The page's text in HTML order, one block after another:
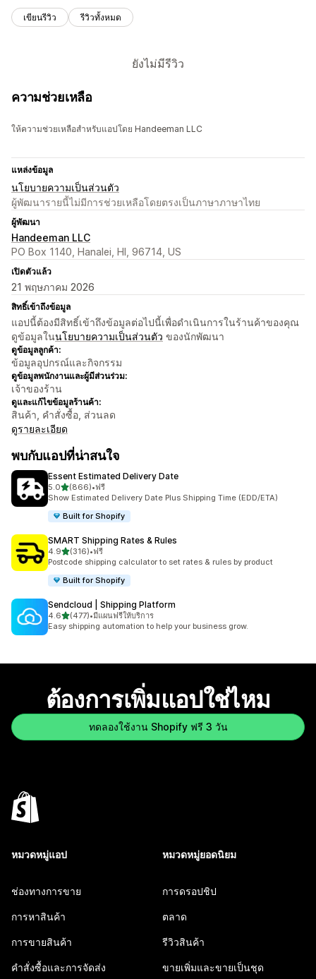
เขียนรีวิว รีวิวทั้งหมด
ยังไม่มีรีวิว
ความช่วยเหลือ
ให้ความช่วยเหลือสำหรับแอปโดย Handeeman LLC
แหล่งข้อมูล
นโยบายความเป็นส่วนตัว
ผู้พัฒนารายนี้ไม่มีการช่วยเหลือโดยตรงเป็นภาษาภาษาไทย
ผู้พัฒนา
Handeeman LLC
PO Box 1140, Hanalei, HI, 96714, US
เปิดตัวแล้ว
21 พฤษภาคม 2026
สิทธิ์เข้าถึงข้อมูล
แอปนี้ต้องมีสิทธิ์เข้าถึงข้อมูลต่อไปนี้เพื่อดำเนินการในร้านค้าของคุณ
ดูข้อมูลในนโยบายความเป็นส่วนตัว ของนักพัฒนา
ดูข้อมูลลูกค้า:
ข้อมูลอุปกรณ์และกิจกรรม
ดูข้อมูลพนักงานและผู้มีส่วนร่วม:
เจ้าของร้าน
ดูและแก้ไขข้อมูลร้านค้า:
สินค้า, คำสั่งซื้อ, ส่วนลด
ดูรายละเอียด
พบกับแอปที่น่าสนใจ
Essent Estimated Delivery Date
5.0เต็ม 5 ดาว
(866)
ทั้งหมด 866 รีวิว
•ฟรี
Show Estimated Delivery Date Plus Shipping Time (EDD/ETA)
Built for Shopify
SMART Shipping Rates & Rules
4.9เต็ม 5 ดาว
(316)
ทั้งหมด 316 รีวิว
•ฟรี
Postcode shipping calculator to set rates & rules by product
Built for Shopify
Sendcloud | Shipping Platform
4.6เต็ม 5 ดาว
(477)
ทั้งหมด 477 รีวิว
•มีแผนฟรีให้บริการ
Easy shipping automation to help your business grow.
ต้องการเพิ่มแอปใช่ไหม
ทดลองใช้งาน Shopify ฟรี 3 วัน
หมวดหมู่แอป
ช่องทางการขาย
การหาสินค้า
การขายสินค้า
คำสั่งซื้อและการจัดส่ง
หมวดหมู่ยอดนิยม
การดรอปชิป
ตลาด
รีวิวสินค้า
ขายเพิ่มและขายเป็นชุด